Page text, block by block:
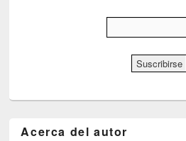
Acerca del autor